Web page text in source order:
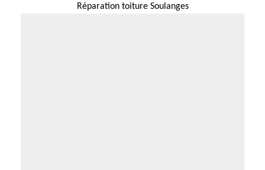
Réparation toiture Soulanges